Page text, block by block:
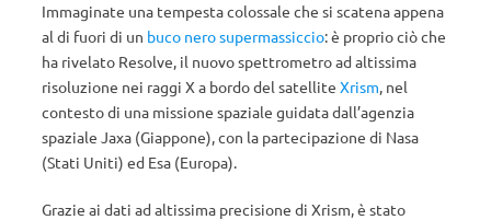
Immaginate una tempesta colossale che si scatena appena
al di fuori di un buco nero supermassiccio: è proprio ciò che
ha rivelato Resolve, il nuovo spettrometro ad altissima
risoluzione nei raggi X a bordo del satellite Xrism, nel
contesto di una missione spaziale guidata dall’agenzia
spaziale Jaxa (Giappone), con la partecipazione di Nasa
(Stati Uniti) ed Esa (Europa).
Grazie ai dati ad altissima precisione di Xrism, è stato